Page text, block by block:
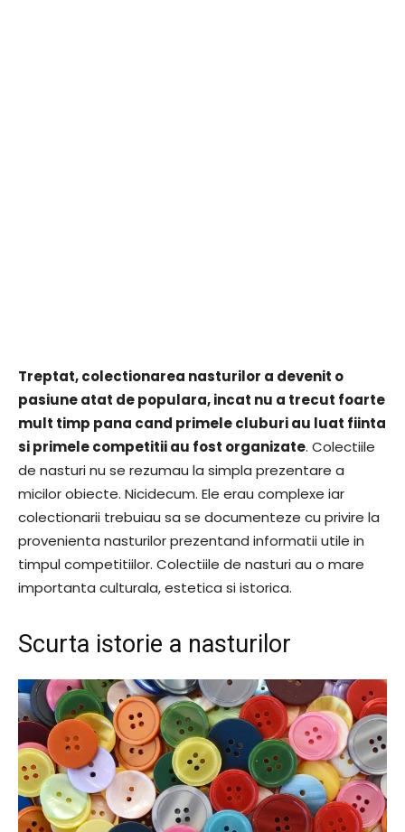
Treptat, colectionarea nasturilor a devenit o
pasiune atat de populara, incat nu a trecut foarte
mult timp pana cand primele cluburi au luat fiinta
si primele competitii au fost organizate. Colectiile
de nasturi nu se rezumau la simpla prezentare a
micilor obiecte. Nicidecum. Ele erau complexe iar
colectionarii trebuiau sa se documenteze cu privire la
provenienta nasturilor prezentand informatii utile in
timpul competitiilor. Colectiile de nasturi au o mare
importanta culturala, estetica si istorica.
Scurta istorie a nasturilor